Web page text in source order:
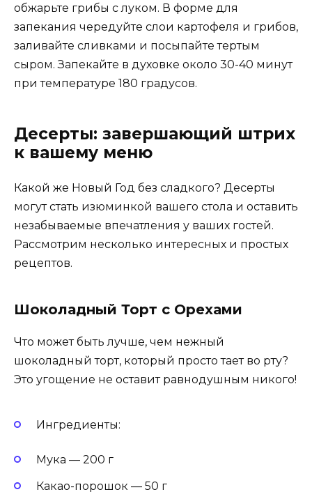
обжарьте грибы с луком. В форме для
запекания чередуйте слои картофеля и грибов,
заливайте сливками и посыпайте тертым
сыром. Запекайте в духовке около 30-40 минут
при температуре 180 градусов.
Десерты: завершающий штрих
к вашему меню
Какой же Новый Год без сладкого? Десерты
могут стать изюминкой вашего стола и оставить
незабываемые впечатления у ваших гостей.
Рассмотрим несколько интересных и простых
рецептов.
Шоколадный Торт с Орехами
Что может быть лучше, чем нежный
шоколадный торт, который просто тает во рту?
Это угощение не оставит равнодушным никого!
Ингредиенты:
Мука — 200 г
Какао-порошок — 50 г